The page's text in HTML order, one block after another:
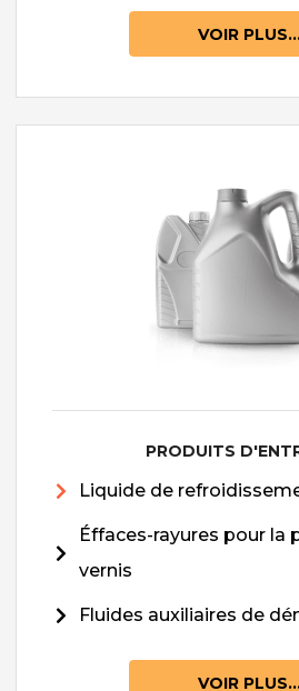
VOIR
PRODUITS
Liquide de
Éffaces-rayures pour la
vernis
Fluides auxiliaires de
VOIR